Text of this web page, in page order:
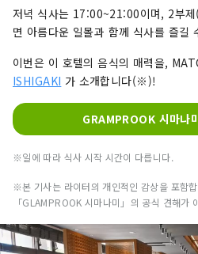
저녁 식사는 17:00~21:00이며, 2부
면 아름다운 일몰과 함께 식사를 즐길
이번은 이 호텔의 음식의 매력을,
ISHIGAKI 가 소개합니다(※)!
GRAMPROOK 시마나
※일에 따라 식사 시작 시간이 다릅니다.
※본 기사는 라이터의 개인적인 감상을 포함
「GLAMPROOK 시마나미」의 공식 견해가